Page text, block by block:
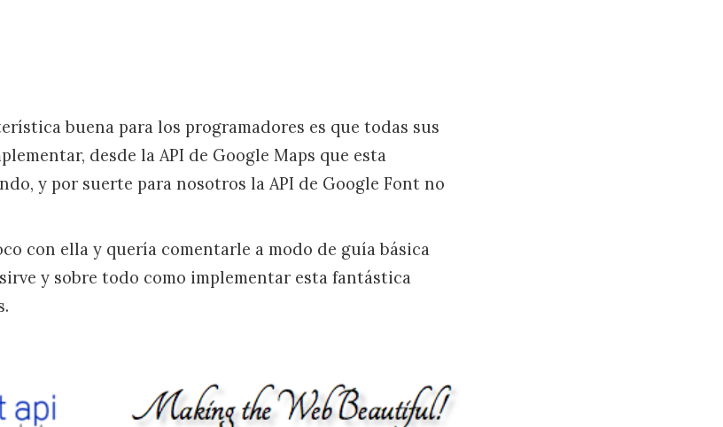
buena para los programadores es que todas sus
desde la API de Google Maps que esta
y por suerte para nosotros la API de Google Font no
con ella y quería comentarle a modo de guía básica
y sobre todo como implementar esta fantástica